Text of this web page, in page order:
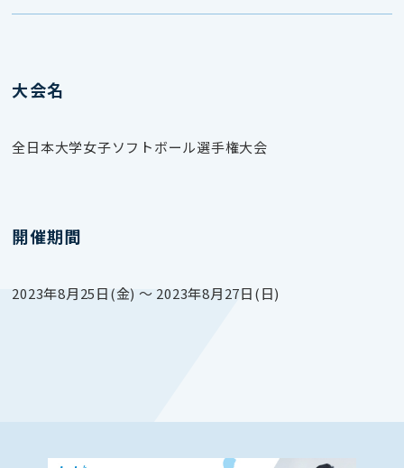
大会名
全日本大学女子ソフトボール選手権大会
開催期間
2023年8月25日(金) 〜 2023年8月27日(日)